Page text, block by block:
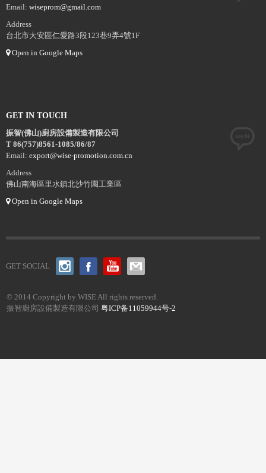
Email: wiseprom@gmail.com
Address
台北市大安區仁愛路3段123巷9弄4號1F
Open in Google Maps
GET IN TOUCH
振智(佛山)廚房設備製造有限公司
T 86(757)8561-1085/86/87
Email: export@wise-promotion.com.cn
Address
佛山南海區里水鎮北沙竹園工業區
Open in Google Maps
GET SOCIAL
© 2014 Copyright by WISE All rights reserved.
振智廚房設備製造有限公司 粤ICP备11059944号-2